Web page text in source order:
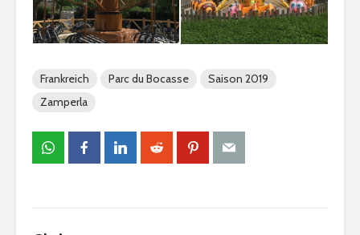
Frankreich Parc du Bocasse
Saison 2019
Zamperla